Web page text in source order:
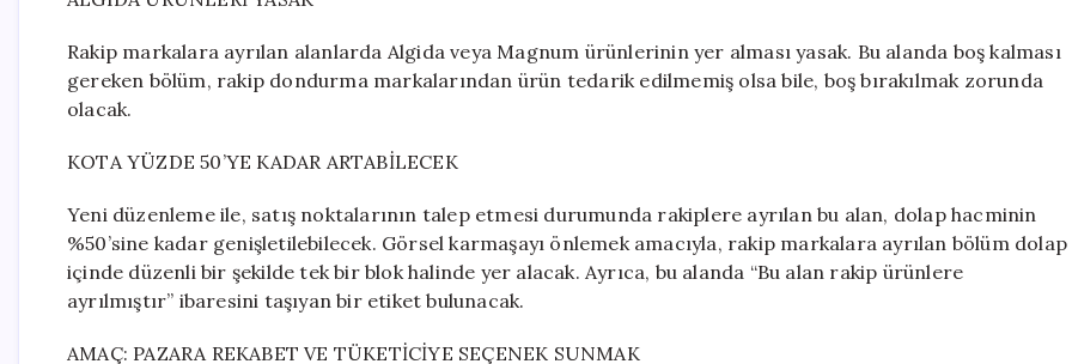
Rakip markalara ayrılan alanlarda Algida veya Magnum ürünlerinin yer alması yasak. Bu alanda boş kalması
gereken bölüm, rakip dondurma markalarından ürün tedarik edilmemiş olsa bile, boş bırakılmak zorunda
olacak.
KOTA YÜZDE 50’YE KADAR ARTABİLECEK
Yeni düzenleme ile, satış noktalarının talep etmesi durumunda rakiplere ayrılan bu alan, dolap hacminin
%50’sine kadar genişletilebilecek. Görsel karmaşayı önlemek amacıyla, rakip markalara ayrılan bölüm dolap
içinde düzenli bir şekilde tek bir blok halinde yer alacak. Ayrıca, bu alanda “Bu alan rakip ürünlere
ayrılmıştır” ibaresini taşıyan bir etiket bulunacak.
AMAÇ: PAZARA REKABET VE TÜKETİCİYE SEÇENEK SUNMAK